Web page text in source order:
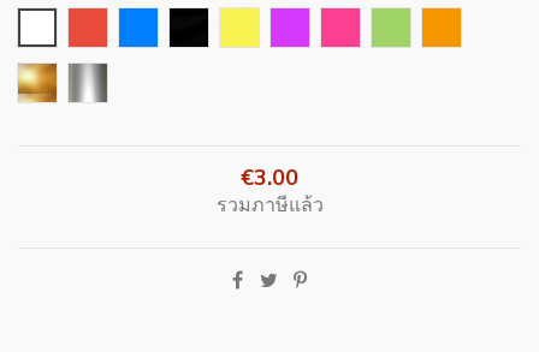
Or Argent
€3.00
รวมภาษีแล้ว